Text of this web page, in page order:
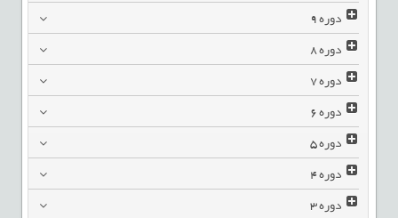
دوره9
دوره8
دوره7
دوره6
دوره5
دوره4
دوره3